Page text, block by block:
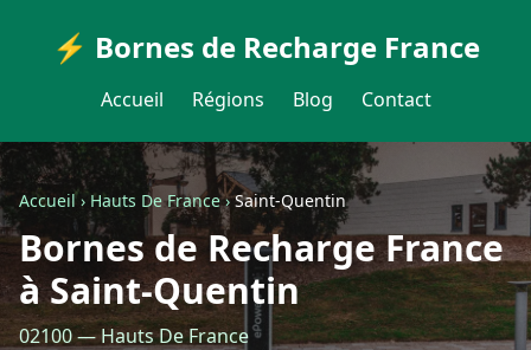
⚡ Bornes de Recharge France
Accueil Régions Blog Contact
Accueil›Hauts De France›Saint-Quentin
Bornes de Recharge France
à Saint-Quentin
02100 — Hauts De France